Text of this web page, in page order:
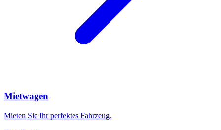
Mietwagen
Mieten Sie Ihr perfektes Fahrzeug.